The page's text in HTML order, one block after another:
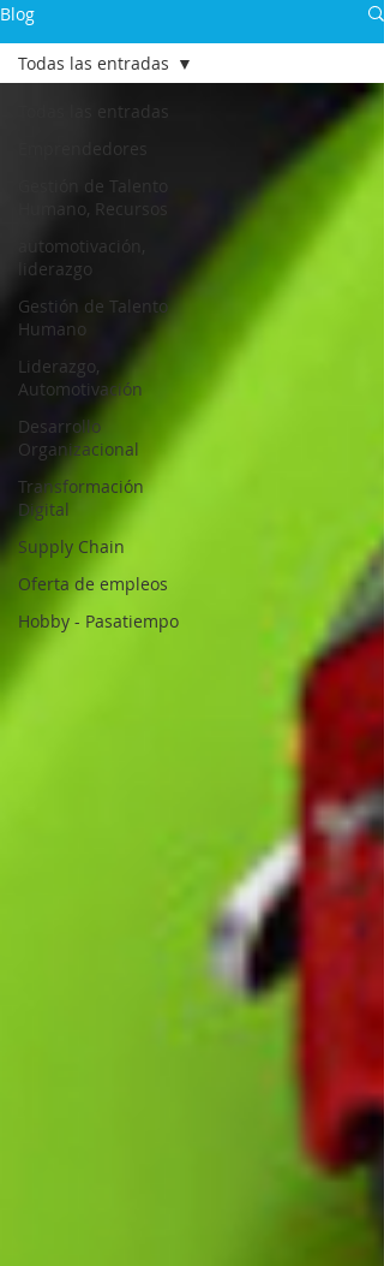
Blog
Todas las entradas
Emprendedores
Gestión de Talento
Humano, Recursos
automotivación,
liderazgo
Gestión de Talento
Humano
Liderazgo,
Automotivación
Desarrollo
Organizacional
Transformación
Digital
Supply Chain
Oferta de empleos
Hobby - Pasatiempo
Todas las entradas